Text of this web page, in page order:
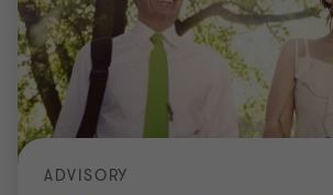
ADVISORY